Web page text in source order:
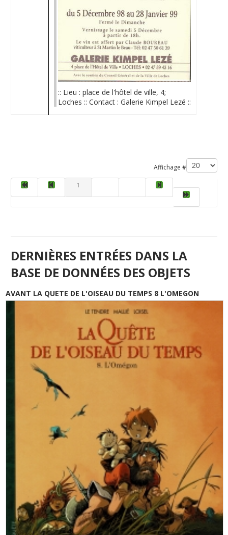
:: Lieu : place de l'hôtel de ville, 4;
Loches :: Contact : Galerie Kimpel Lezé ::
Affichage #
1
DERNIÈRES ENTRÉES DANS LA
BASE DE DONNÉES DES OBJETS
AVANT LA QUETE DE L'OISEAU DU TEMPS 8 L'OMEGON